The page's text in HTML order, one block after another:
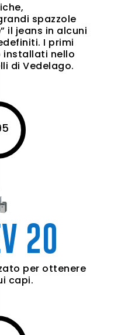
spazzole
il jeans in alcuni
I primi
installati nello
di Vedelago.
20
per ottenere
capi.